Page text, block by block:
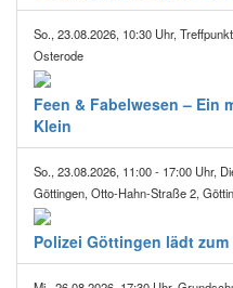
So., 23.08.2026, 10:30 Uhr,
Osterode
Feen & Fabelwesen – Ein
Klein
So., 23.08.2026, 11:00 - 17:00 Uhr,
Göttingen, Otto-Hahn-Straße 2,
Polizei Göttingen lädt